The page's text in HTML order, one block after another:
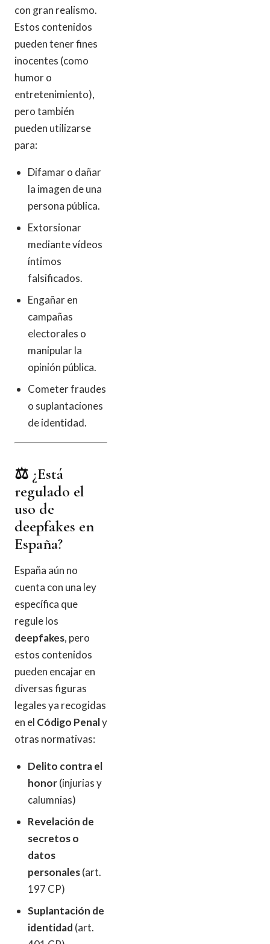
con gran realismo.
Estos contenidos
pueden tener fines
inocentes (como
humor o
entretenimiento),
pero también
pueden utilizarse
para:
Difamar o dañar
la imagen de una
persona pública.
Extorsionar
mediante vídeos
íntimos
falsificados.
Engañar en
campañas
electorales o
manipular la
opinión pública.
Cometer fraudes
o suplantaciones
de identidad.
⚖️ ¿Está
regulado el
uso de
deepfakes en
España?
España aún no
cuenta con una ley
específica que
regule los
deepfakes, pero
estos contenidos
pueden encajar en
diversas figuras
legales ya recogidas
en el Código Penaly
otras normativas:
Delito contra el
honor(injurias y
calumnias)
Revelación de
secretos o
datos
personales(art.
197 CP)
Suplantación de
identidad (art.